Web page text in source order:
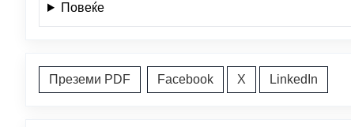
Повеќе
Преземи PDF Facebook X LinkedIn